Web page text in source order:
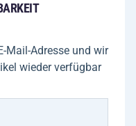
Mail-Adresse und wir
wieder verfügbar